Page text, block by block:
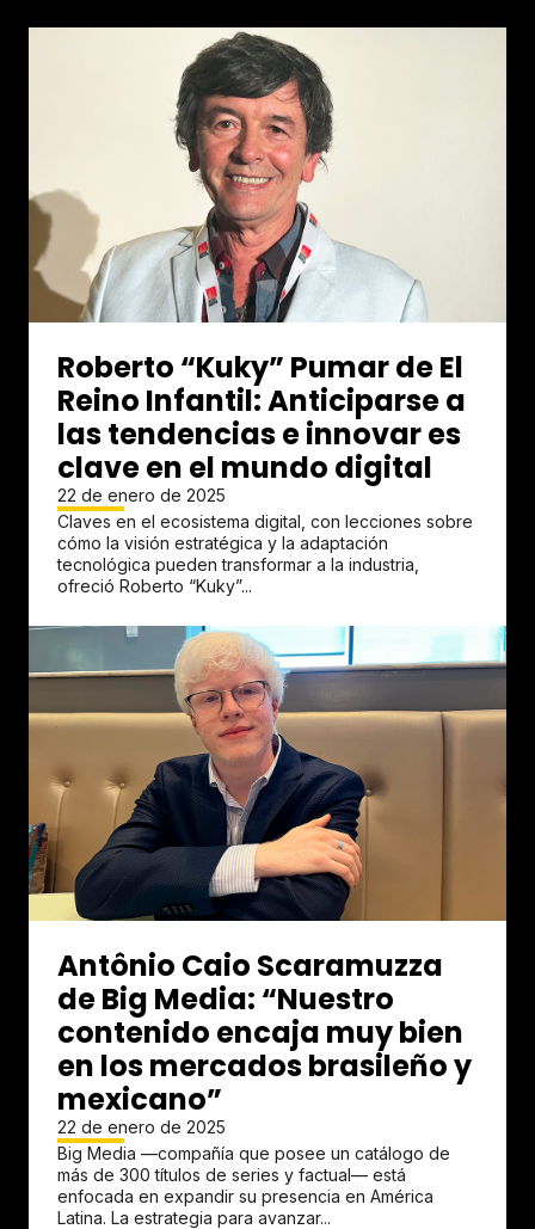
Roberto “Kuky” Pumar de El
Reino Infantil: Anticiparse a
las tendencias e innovar es
clave en el mundo digital
22 de enero de 2025
Claves en el ecosistema digital, con lecciones sobre
cómo la visión estratégica y la adaptación
tecnológica pueden transformar a la industria,
ofreció Roberto “Kuky”...
Antônio Caio Scaramuzza
de Big Media: “Nuestro
contenido encaja muy bien
en los mercados brasileño y
mexicano”
22 de enero de 2025
Big Media —compañía que posee un catálogo de
más de 300 títulos de series y factual— está
enfocada en expandir su presencia en América
Latina. La estrategia para avanzar...